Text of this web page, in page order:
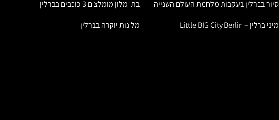
סיור בברלין בעקבות מלחמת העולם השנייה
מיני ברלין – Little BIG City Berlin
בתי מלון מומלצים 3 כוכבים בברלין
מלונות יוקרה בברלין